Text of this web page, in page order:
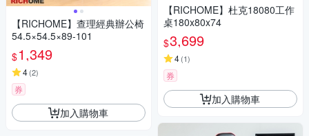
【RICHOME】查理經典辦公椅
54.5×54.5×89-101
$1,349
4(2)
券
加入購物車
【RICHOME】杜克18080工作
桌180x80x74
$3,699
4(1)
券
加入購物車